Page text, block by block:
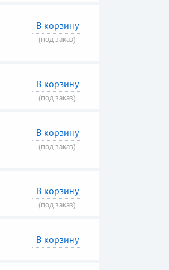
В корзину
(под заказ)
В корзину
(под заказ)
В корзину
(под заказ)
В корзину
(под заказ)
В корзину